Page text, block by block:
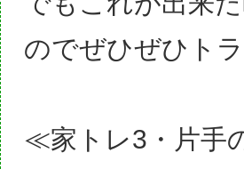
のでぜひぜひトラ
≪家トレ3・片手